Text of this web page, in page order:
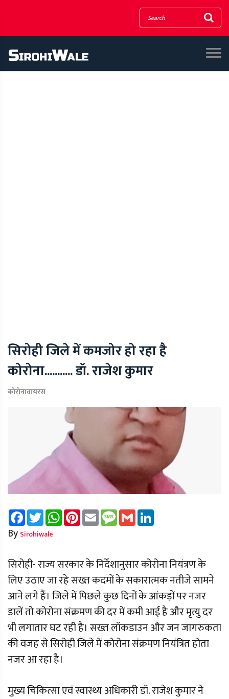
सिरोही जिले में कमजोर हो रहा है
कोरोना........... डॉ. राजेश कुमार
कोरोनावायरस
FacebookTwitterWhatsAppPinterest
Email Message
Gmail
By Sirohiwale
सिरोही- राज्य सरकार के निर्देशानुसार कोरोना नियंत्रण के
लिए उठाए जा रहे सख्त कदमों के सकारात्मक नतीजे सामने
आने लगे हैं। जिले में पिछले कुछ दिनों के आंकड़ों पर नजर
डालें तो कोरोना संक्रमण की दर में कमी आई है और मृत्यु दर
भी लगातार घट रही है। सख्त लॉकडाउन और जन जागरुकता
की वजह से सिरोही जिले में कोरोना संक्रमण नियंत्रित होता
नजर आ रहा है।
मुख्य चिकित्सा एवं स्वास्थ्य अधिकारी डॉ. राजेश कुमार ने